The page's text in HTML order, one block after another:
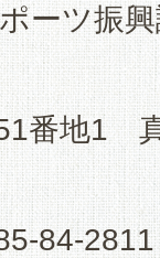
ーツ振
番地1
84-2811